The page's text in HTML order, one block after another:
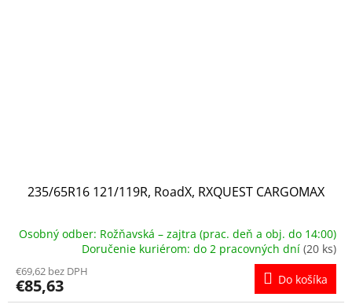
235/65R16 121/119R, RoadX, RXQUEST CARGOMAX
Osobný odber: Rožňavská – zajtra (prac. deň a obj. do 14:00)
Doručenie kuriérom: do 2 pracovných dní (20 ks)
€69,62 bez DPH
€85,63 Do košíka